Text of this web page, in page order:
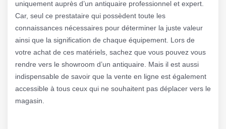
uniquement auprès d’un antiquaire professionnel et expert.
Car, seul ce prestataire qui possèdent toute les
connaissances nécessaires pour déterminer la juste valeur
ainsi que la signification de chaque équipement. Lors de
votre achat de ces matériels, sachez que vous pouvez vous
rendre vers le showroom d’un antiquaire. Mais il est aussi
indispensable de savoir que la vente en ligne est également
accessible à tous ceux qui ne souhaitent pas déplacer vers le
magasin.